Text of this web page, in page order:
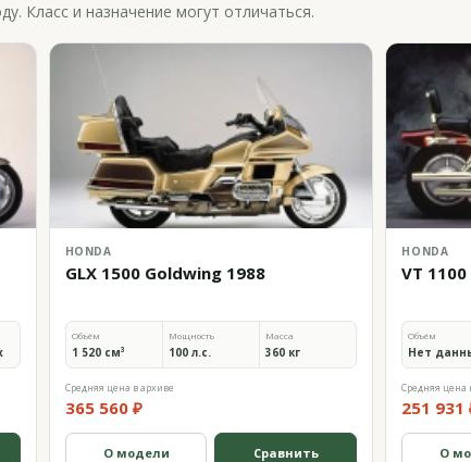
Класс и назначение могут отличаться.
HONDA
GLX 1500 Goldwing 1988
Объём
1 520 см³
Мощность
100 л.с.
Масса
360 кг
Средняя цена в архиве
365 560 ₽
О модели Сравнить
HONDA
VT 1100
Объём
Нет
Средняя цена
251 931
О